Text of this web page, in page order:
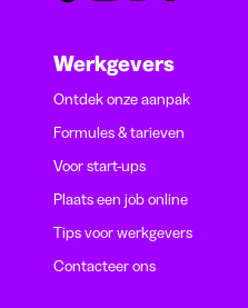
Werkgevers
Ontdek onze aanpak
Formules & tarieven
Voor start-ups
Plaats een job online
Tips voor werkgevers
Contacteer ons